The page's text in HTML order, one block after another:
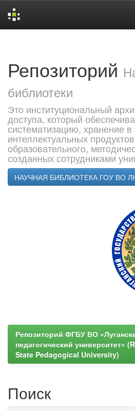
Репозиторий
библиотеки
Это институциональный
доступа, который
систематизацию, хранение
интеллектуальных
образовательного,
созданных сотрудниками
НАУЧНАЯ БИБЛИОТЕКА ГОУ ВО
Репозиторий ФГБУ ВО
педагогический университет»
State Pedagogical University)
Поиск